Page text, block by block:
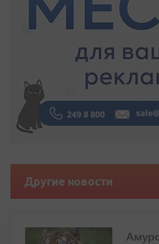
Другие новости